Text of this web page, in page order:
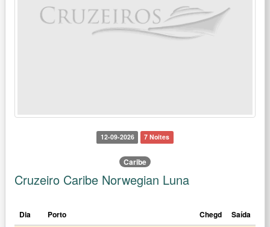
12-09-2026 7 Noites
Caribe
Cruzeiro Caribe Norwegian Luna
Dia Porto Chegd Saída